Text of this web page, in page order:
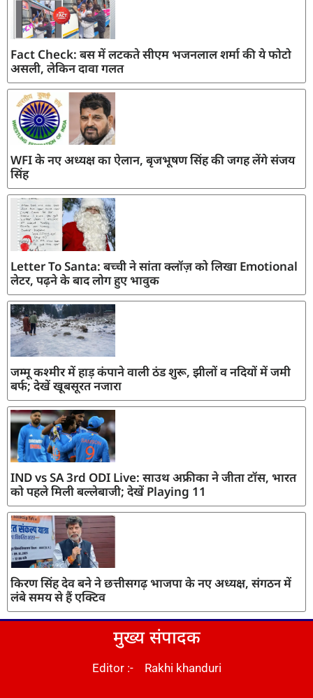
Fact Check: बस में लटकते सीएम भजनलाल शर्मा की ये फोटो
असली, लेकिन दावा गलत
WFI के नए अध्यक्ष का ऐलान, बृजभूषण सिंह की जगह लेंगे संजय
सिंह
Letter To Santa: बच्ची ने सांता क्लॉज़ को लिखा Emotional
लेटर, पढ़ने के बाद लोग हुए भावुक
जम्मू कश्मीर में हाड़ कंपाने वाली ठंड शुरू, झीलों व नदियों में जमी
बर्फ; देखें खूबसूरत नजारा
IND vs SA 3rd ODI Live: साउथ अफ्रीका ने जीता टॉस, भारत
को पहले मिली बल्लेबाजी; देखें Playing 11
किरण सिंह देव बने ने छत्तीसगढ़ भाजपा के नए अध्यक्ष, संगठन में
लंबे समय से हैं एक्टिव
मुख्य संपादक
Editor :- Rakhi khanduri